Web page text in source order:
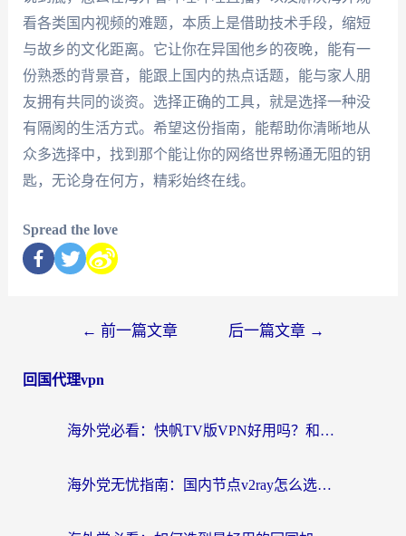
看各类国内视频的难题，本质上是借助技术手段，缩短
与故乡的文化距离。它让你在异国他乡的夜晚，能有一
份熟悉的背景音，能跟上国内的热点话题，能与家人朋
友拥有共同的谈资。选择正确的工具，就是选择一种没
有隔阂的生活方式。希望这份指南，能帮助你清晰地从
众多选择中，找到那个能让你的网络世界畅通无阻的钥
匙，无论身在何方，精彩始终在线。
Spread the love
← 前一篇文章 后一篇文章 →
回国代理vpn
海外党必看：快帆TV版VPN好用吗？和快游VPN对比哪个回国效果更好？附实用避坑指南
海外党无忧指南：国内节点v2ray怎么选？一键回国VPN+多场景实测帮你避坑